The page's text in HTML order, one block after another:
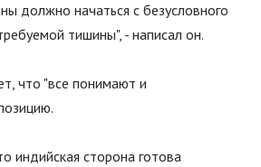
должно начаться с безусловного
тишины", - написал он.
что "все понимают и
индийская сторона готова